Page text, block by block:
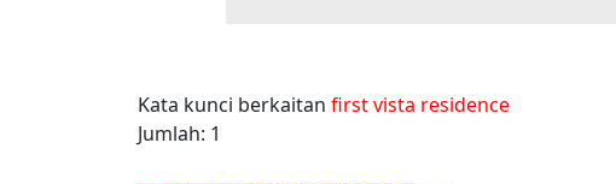
Kata kunci berkaitan first vista residence
Jumlah: 1